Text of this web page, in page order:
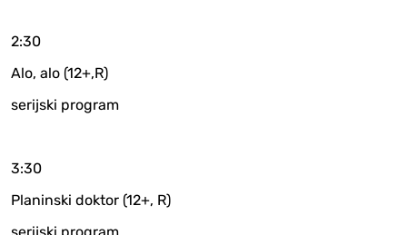
2:30
Alo, alo (12+,R)
serijski program
3:30
Planinski doktor (12+, R)